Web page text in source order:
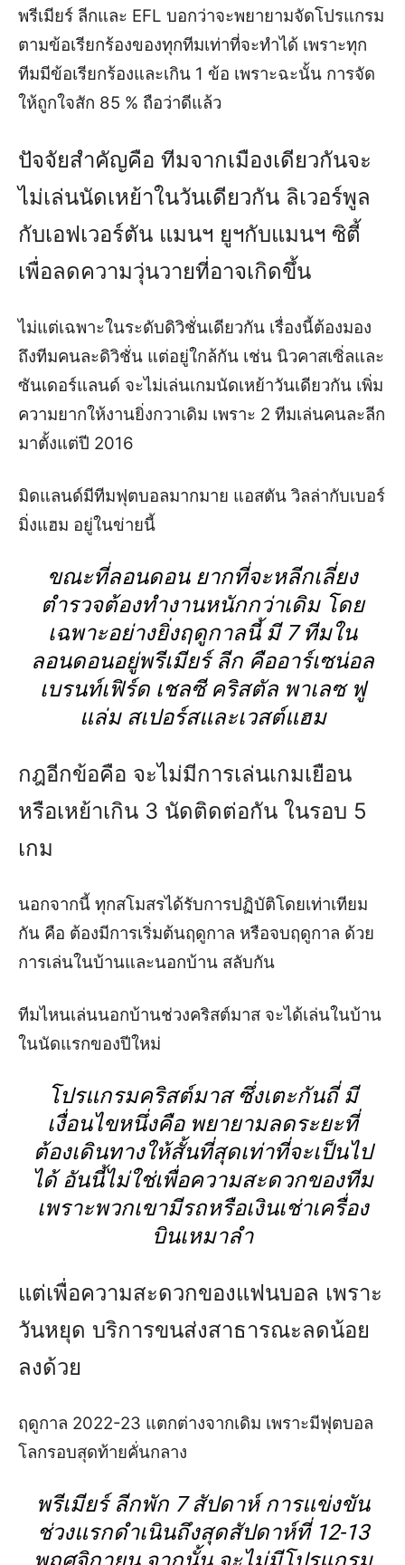
พรีเมียร์ ลีกและ EFL บอกว่าจะพยายามจัดโปรแกรม
ตามข้อเรียกร้องของทุกทีมเท่าที่จะทำได้ เพราะทุก
ทีมมีข้อเรียกร้องและเกิน 1 ข้อ เพราะฉะนั้น การจัด
ให้ถูกใจสัก 85 % ถือว่าดีแล้ว
ปัจจัยสำคัญคือ ทีมจากเมืองเดียวกันจะ
ไม่เล่นนัดเหย้าในวันเดียวกัน ลิเวอร์พูล
กับเอฟเวอร์ตัน แมนฯ ยูฯกับแมนฯ ซิตี้
เพื่อลดความวุ่นวายที่อาจเกิดขึ้น
ไม่แต่เฉพาะในระดับดิวิชั่นเดียวกัน เรื่องนี้ต้องมอง
ถึงทีมคนละดิวิชั่น แต่อยู่ใกล้กัน เช่น นิวคาสเซิ่ลและ
ซันเดอร์แลนด์ จะไม่เล่นเกมนัดเหย้าวันเดียวกัน เพิ่ม
ความยากให้งานยิ่งกวาเดิม เพราะ 2 ทีมเล่นคนละลีก
มาตั้งแต่ปี 2016
มิดแลนด์มีทีมฟุตบอลมากมาย แอสตัน วิลล่ากับเบอร์
มิ่งแฮม อยู่ในข่ายนี้
ขณะที่ลอนดอน ยากที่จะหลีกเลี่ยง
ตำรวจต้องทำงานหนักกว่าเดิม โดย
เฉพาะอย่างยิ่งฤดูกาลนี้ มี 7 ทีมใน
ลอนดอนอยู่พรีเมียร์ ลีก คืออาร์เซน่อล
เบรนท์เฟิร์ด เชลซี คริสตัล พาเลซ ฟู
แล่ม สเปอร์สและเวสต์แฮม
กฎอีกข้อคือ จะไม่มีการเล่นเกมเยือน
หรือเหย้าเกิน 3 นัดติดต่อกัน ในรอบ 5
เกม
นอกจากนี้ ทุกสโมสรได้รับการปฏิบัติโดยเท่าเทียม
กัน คือ ต้องมีการเริ่มต้นฤดูกาล หรือจบฤดูกาล ด้วย
การเล่นในบ้านและนอกบ้าน สลับกัน
ทีมไหนเล่นนอกบ้านช่วงคริสต์มาส จะได้เล่นในบ้าน
ในนัดแรกของปีใหม่
โปรแกรมคริสต์มาส ซึ่งเตะกันถี่ มี
เงื่อนไขหนึ่งคือ พยายามลดระยะที่
ต้องเดินทางให้สั้นที่สุดเท่าที่จะเป็นไป
ได้ อันนี้ไม่ใช่เพื่อความสะดวกของทีม
เพราะพวกเขามีรถหรือเงินเช่าเครื่อง
บินเหมาลำ
แต่เพื่อความสะดวกของแฟนบอล เพราะ
วันหยุด บริการขนส่งสาธารณะลดน้อย
ลงด้วย
ฤดูกาล 2022-23 แตกต่างจากเดิม เพราะมีฟุตบอล
โลกรอบสุดท้ายคั่นกลาง
พรีเมียร์ ลีกพัก 7 สัปดาห์ การแข่งขัน
ช่วงแรกดำเนินถึงสุดสัปดาห์ที่ 12-13